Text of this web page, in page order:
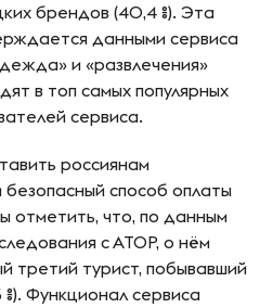
брендов (40,4 %). Эта
данными сервиса
и «развлечения»
в топ самых популярных
сервиса.
россиянам
способ оплаты
отметить, что, по данным
с АТОР, о нём
третий турист, побывавший
Функционал сервиса